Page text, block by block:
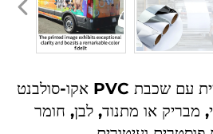
רול ויניל הדבקה עצמית עם שכבת PVC אקו-סולבנט
מבריק או מתנוד, לבן, חומר